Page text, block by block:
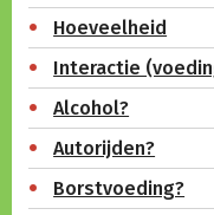
Hoeveelheid
Interactie
Alcohol?
Autorijden?
Borstvoeding?